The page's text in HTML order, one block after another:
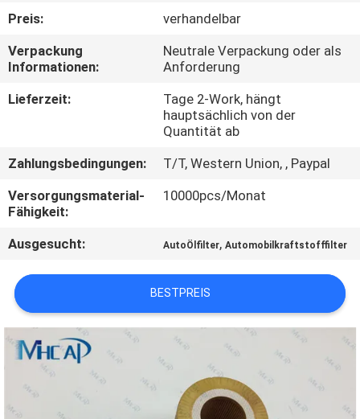
QUALITÄTSKONTROLLE
KONTAKTIERE
UNS
SIE
EIN
ZITAT
SITEMAP
PRIVACY
POLICY
Preis:
verhandelbar
Verpackung
Informationen:
Neutrale Verpackung oder als
Anforderung
Lieferzeit:
Tage 2-Work, hängt
hauptsächlich von der
Quantität ab
Zahlungsbedingungen:
T/T, Western Union, , Paypal
Versorgungsmaterial-
Fähigkeit:
10000pcs/Monat
Ausgesucht: AutoÖlfilter,Automobilkraftstofffilter
BESTPREIS